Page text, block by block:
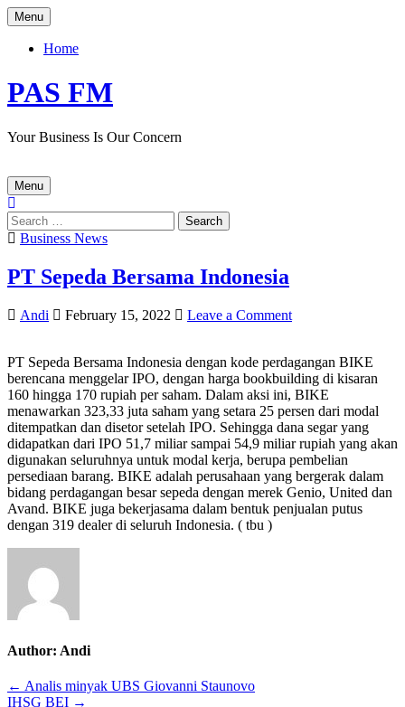
Skip
to
content
Menu
Home
PAS FM
Your Business Is Our Concern
Menu
Search
for:Posted
Business News
PT Sepeda Bersama Indonesia
Author:
Andi
Published
February 15, 2022 Leave a Commenton
Bersama
Indonesia
PT Sepeda Bersama Indonesia dengan kode perdagangan BIKE
berencana menggelar IPO, dengan harga bookbuilding di kisaran
160 hingga 170 rupiah per saham. Dalam aksi ini, BIKE
menawarkan 323,33 juta saham yang setara 25 persen dari modal
ditempatkan dan disetor setelah IPO. Sehingga dana segar yang
didapatkan dari IPO 51,7 miliar sampai 54,9 miliar rupiah yang akan
digunakan seluruhnya untuk modal kerja, berupa pembelian
persediaan barang. BIKE adalah perusahaan yang bergerak dalam
bidang perdagangan besar sepeda dengan merek Genio, United dan
Avand. BIKE juga bekerjasama dalam bentuk penjualan putus
dengan 319 dealer di seluruh Indonesia. ( tbu )
Author: Andi
Post
← Analis minyak UBS Giovanni Staunovo
IHSG BEI →